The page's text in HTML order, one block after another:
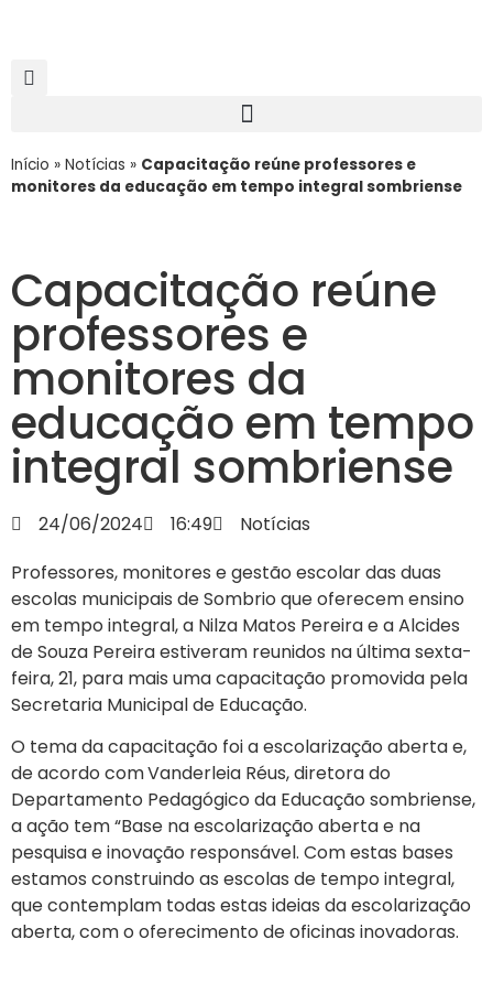
Início » Notícias » Capacitação reúne professores e
monitores da educação em tempo integral sombriense
Capacitação reúne
professores e
monitores da
educação em tempo
integral sombriense
24/06/2024 16:49
Notícias
Professores, monitores e gestão escolar das duas
escolas municipais de Sombrio que oferecem ensino
em tempo integral, a Nilza Matos Pereira e a Alcides
de Souza Pereira estiveram reunidos na última sexta-
feira, 21, para mais uma capacitação promovida pela
Secretaria Municipal de Educação.
O tema da capacitação foi a escolarização aberta e,
de acordo comVanderleia Réus, diretora do
Departamento Pedagógico da Educação sombriense,
a ação tem “Base na escolarização aberta e na
pesquisa e inovação responsável. Com estas bases
estamos construindo as escolas de tempo integral,
que contemplam todas estas ideias da escolarização
aberta, com o oferecimento de oficinas inovadoras.